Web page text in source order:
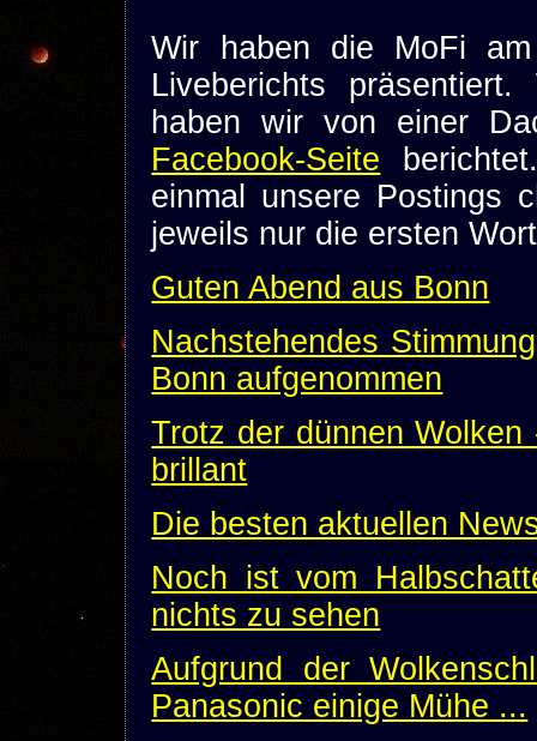
Wir haben die MoFi
Liveberichts
haben wir von einer
Facebook-Seite
einmal unsere Postings
jeweils nur die ersten
Guten Abend aus Bonn
Nachstehendes
Bonn aufgenommen
Trotz der dünnen
brillant
Die besten aktuellen
Noch ist vom
nichts zu sehen
Aufgrund der
Panasonic einige Mühe ...